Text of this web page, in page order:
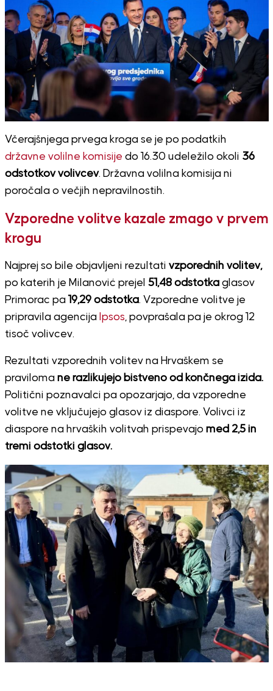
Včerajšnjega prvega kroga se je po podatkih
državne volilne komisije do 16.30 udeležilo okoli 36
odstotkov volivcev. Državna volilna komisija ni
poročala o večjih nepravilnostih.
Vzporedne volitve kazale zmago v prvem
krogu
Najprej so bile objavljeni rezultati vzporednih volitev,
po katerih je Milanović prejel 51,48 odstotkaglasov
Primorac pa 19,29 odstotka. Vzporedne volitve je
pripravila agencija Ipsos, povprašala pa je okrog 12
tisoč volivcev.
Rezultati vzporednih volitev na Hrvaškem se
praviloma ne razlikujejo bistveno od končnega izida.
Politični poznavalci pa opozarjajo, da vzporedne
volitve ne vključujejo glasov iz diaspore. Volivci iz
diaspore na hrvaških volitvah prispevajo med 2,5 in
tremi odstotki glasov.